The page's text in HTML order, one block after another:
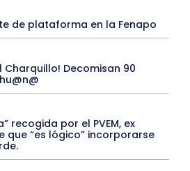
de plataforma en la Fenapo
Charquillo! Decomisan 90
recogida por el PVEM, ex
que “es lógico” incorporarse